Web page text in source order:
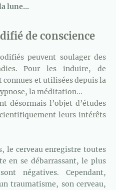
lune...
de conscience
peuvent soulager des
Pour les induire, de
connues et utilisées depuis la
la méditation...
désormais l’objet d’études
leurs intérêts
le cerveau enregistre toutes
en se débarrassant, le plus
négatives. Cependant,
traumatisme, son cerveau,